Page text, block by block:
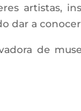
artistas,
dar a
de